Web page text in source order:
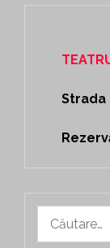
Strada
după: